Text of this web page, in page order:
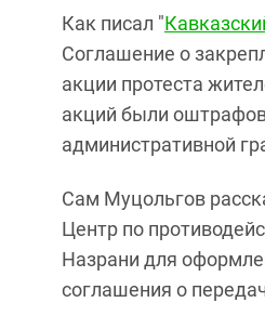
Как писал "
Соглашение о
акции протеста
акций были
административной
Сам Муцольгов
Центр по
Назрани для
соглашения о